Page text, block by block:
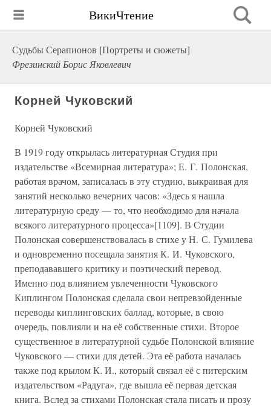
ВикиЧтение
Судьбы Серапионов [Портреты и сюжеты]
Фрезинский Борис Яковлевич
Корней Чуковский
Корней Чуковский
В 1919 году открылась литературная Студия при
издательстве «Всемирная литература»; Е. Г. Полонская,
работая врачом, записалась в эту студию, выкраивая для
занятий несколько вечерних часов: «Здесь я нашла
литературную среду — то, что необходимо для начала
всякого литературного процесса»[1109]. В Студии
Полонская совершенствовалась в стихе у Н. С. Гумилева
и одновременно посещала занятия К. И. Чуковского,
преподававшего критику и поэтический перевод.
Именно под влиянием увлеченности Чуковского
Киплингом Полонская сделала свои непревзойденные
переводы киплинговских баллад, которые, в свою
очередь, повлияли и на её собственные стихи. Второе
существенное в литературной судьбе Полонской влияние
Чуковского — стихи для детей. Эта её работа началась
также под крылом К. И., который связал её с питерским
издательством «Радуга», где вышла её первая детская
книга. Вслед за стихами Полонская стала писать и прозу